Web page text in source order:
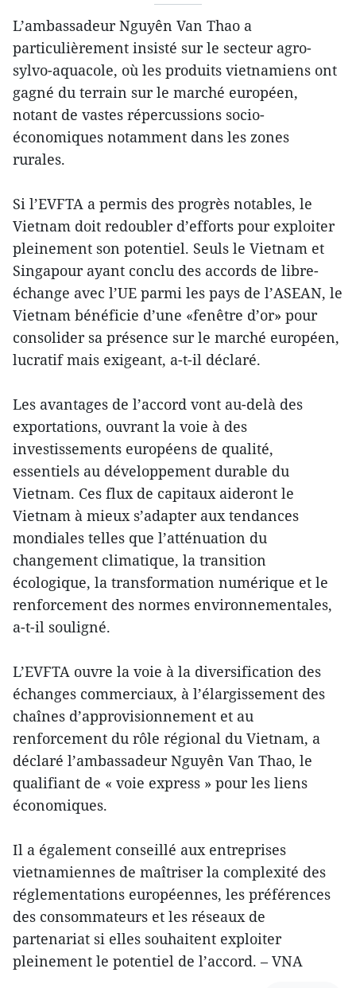
L’ambassadeur Nguyên Van Thao a
particulièrement insisté sur le secteur agro-
sylvo-aquacole, où les produits vietnamiens ont
gagné du terrain sur le marché européen,
notant de vastes répercussions socio-
économiques notamment dans les zones
rurales.
Si l’EVFTA a permis des progrès notables, le
Vietnam doit redoubler d’efforts pour exploiter
pleinement son potentiel. Seuls le Vietnam et
Singapour ayant conclu des accords de libre-
échange avec l’UE parmi les pays de l’ASEAN, le
Vietnam bénéficie d’une «fenêtre d’or» pour
consolider sa présence sur le marché européen,
lucratif mais exigeant, a-t-il déclaré.
Les avantages de l’accord vont au-delà des
exportations, ouvrant la voie à des
investissements européens de qualité,
essentiels au développement durable du
Vietnam. Ces flux de capitaux aideront le
Vietnam à mieux s’adapter aux tendances
mondiales telles que l’atténuation du
changement climatique, la transition
écologique, la transformation numérique et le
renforcement des normes environnementales,
a-t-il souligné.
L’EVFTA ouvre la voie à la diversification des
échanges commerciaux, à l’élargissement des
chaînes d’approvisionnement et au
renforcement du rôle régional du Vietnam, a
déclaré l’ambassadeur Nguyên Van Thao, le
qualifiant de « voie express » pour les liens
économiques.
Il a également conseillé aux entreprises
vietnamiennes de maîtriser la complexité des
réglementations européennes, les préférences
des consommateurs et les réseaux de
partenariat si elles souhaitent exploiter
pleinement le potentiel de l’accord. – VNA